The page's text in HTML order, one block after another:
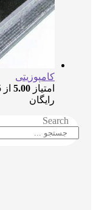
کامپوزیتی
5.00از 5
رایگان
Search